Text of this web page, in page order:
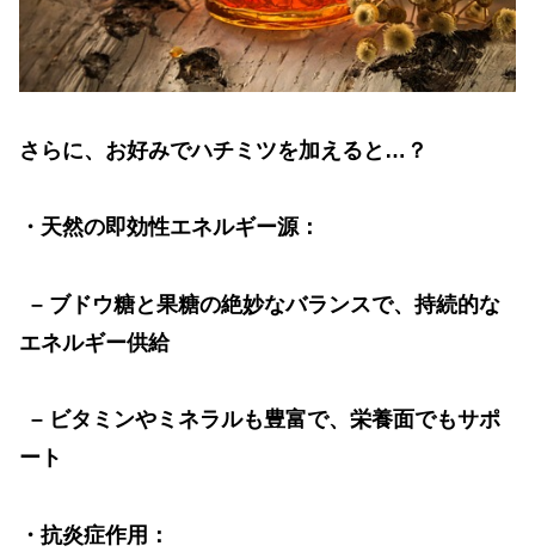
さらに、お好みでハチミツを加えると … ？
・天然の即効性エネルギー源：
– ブドウ糖と果糖の絶妙なバランスで、持続的な
エネルギー供給
– ビタミンやミネラルも豊富で、栄養面でもサポ
ート
・抗炎症作用：